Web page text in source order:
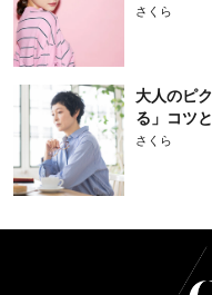
さくら
大人のピ
る」コツ
さくら